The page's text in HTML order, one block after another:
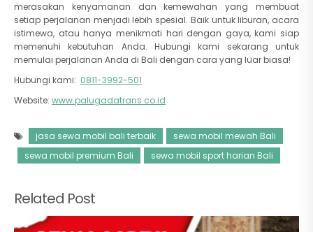
merasakan kenyamanan dan kemewahan yang membuat
setiap perjalanan menjadi lebih spesial. Baik untuk liburan, acara
istimewa, atau hanya menikmati hari dengan gaya, kami siap
memenuhi kebutuhan Anda. Hubungi kami sekarang untuk
memulai perjalanan Anda di Bali dengan cara yang luar biasa!
Hubungi kami: 0811-3992-501
Website: www.palugadatrans.co.id
jasa sewa mobil bali terbaik
sewa mobil mewah Bali
sewa mobil premium Bali
sewa mobil sport harian Bali
Related Post